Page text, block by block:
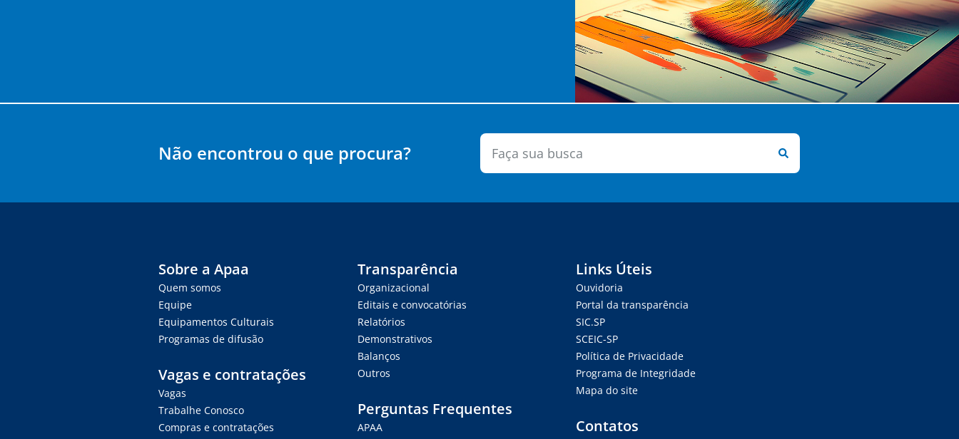
Não encontrou o que procura?
Sobre a Apaa
Quem somos
Equipe
Equipamentos Culturais
Programas de difusão
Vagas e contratações
Vagas
Trabalhe Conosco
Compras e contratações
Transparência
Organizacional
Editais e convocatórias
Relatórios
Demonstrativos
Balanços
Outros
Perguntas Frequentes
APAA
Links Úteis
Ouvidoria
Portal da transparência
SIC.SP
SCEIC-SP
Política de Privacidade
Programa de Integridade
Mapa do site
Contatos